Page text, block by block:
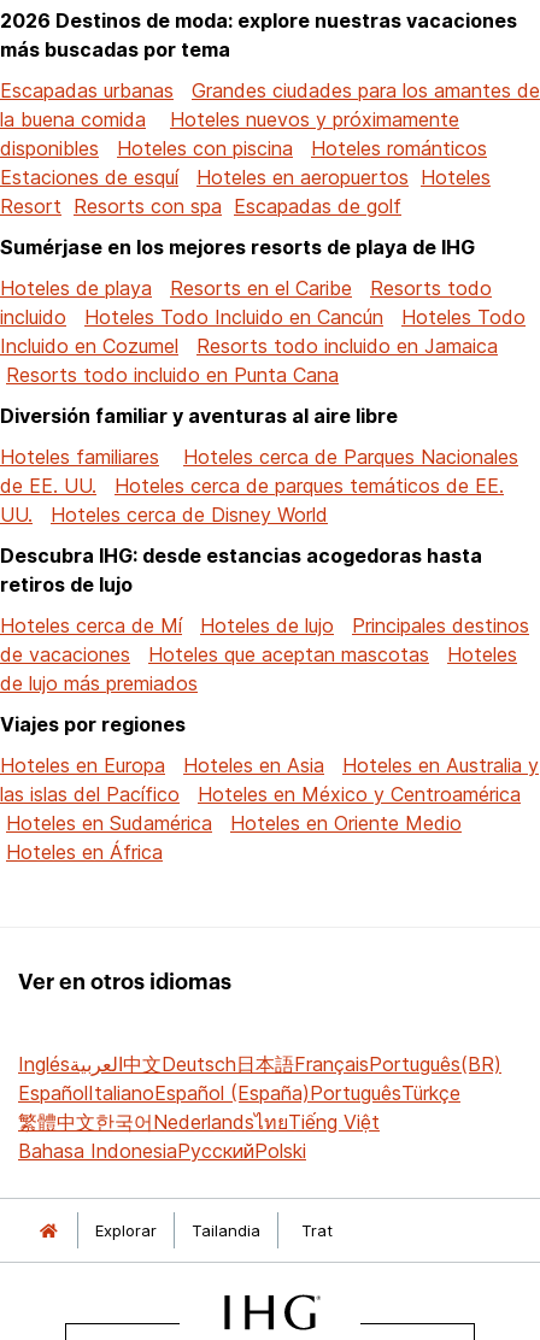
2026 Destinos de moda: explore nuestras vacaciones
más buscadas por tema
Escapadas urbanas
Grandes ciudades para los amantes de
la buena comida
Hoteles nuevos y próximamente
disponibles
Hoteles con piscina
Hoteles románticos
Estaciones de esquí
Hoteles en aeropuertos Hoteles
Resort Resorts con spa Escapadas de golf
Sumérjase en los mejores resorts de playa de IHG
Hoteles de playa
Resorts en el Caribe
Resorts todo
incluido
Hoteles Todo Incluido en Cancún
Hoteles Todo
Incluido en Cozumel
Resorts todo incluido en Jamaica
Resorts todo incluido en Punta Cana
Diversión familiar y aventuras al aire libre
Hoteles familiares
Hoteles cerca de Parques Nacionales
de EE. UU.
Hoteles cerca de parques temáticos de EE.
UU.
Hoteles cerca de Disney World
Descubra IHG: desde estancias acogedoras hasta
retiros de lujo
Hoteles cerca de Mí
Hoteles de lujo
Principales destinos
de vacaciones
Hoteles que aceptan mascotas
Hoteles
de lujo más premiados
Viajes por regiones
Hoteles en Europa
Hoteles en Asia
Hoteles en Australia y
las islas del Pacífico
Hoteles en México y Centroamérica
Hoteles en Sudamérica
Hoteles en Oriente Medio
Hoteles en África
Ver en otros idiomas
Inglésالعربية中文Deutsch日本語FrançaisPortuguês(BR)
EspañolItalianoEspañol (España)PortuguêsTürkçe
繁體中文한국어NederlandsไทยTiếng Việt
Bahasa IndonesiaРусскийPolski
Explorar Tailandia Trat